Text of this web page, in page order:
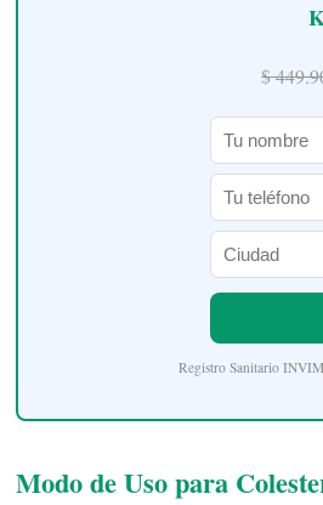
$
Registro Sanitario
Modo de Uso para